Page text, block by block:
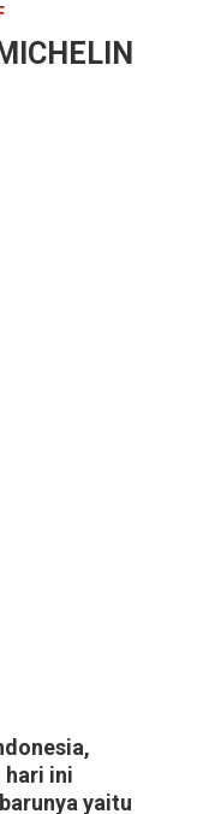
hari ini
yaitu